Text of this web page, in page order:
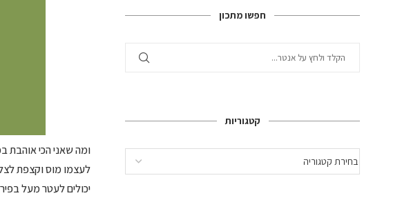
ומה שאני הכי אוהבת
לעצמו מוס וקצפת
יכולים לעטר מעל
חפשו מתכון
קטגוריות